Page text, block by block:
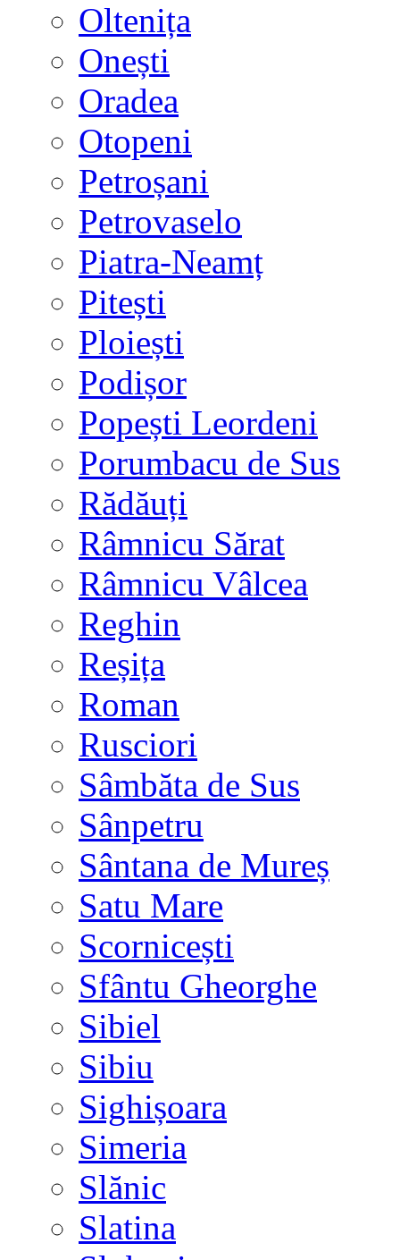
Oltenița
Onești
Oradea
Otopeni
Petroșani
Petrovaselo
Piatra-Neamț
Pitești
Ploiești
Podișor
Popești Leordeni
Porumbacu de Sus
Rădăuți
Râmnicu Sărat
Râmnicu Vâlcea
Reghin
Reșița
Roman
Rusciori
Sâmbăta de Sus
Sânpetru
Sântana de Mureș
Satu Mare
Scornicești
Sfântu Gheorghe
Sibiel
Sibiu
Sighișoara
Simeria
Slănic
Slatina